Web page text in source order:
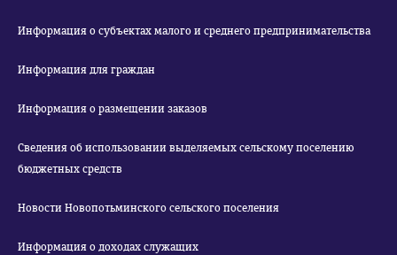
Информация о субъектах малого и среднего предпринимательства
Информация для граждан
Информация о размещении заказов
Сведения об использовании выделяемых сельскому поселению
бюджетных средств
Новости Новопотьминского сельского поселения
Информация о доходах служащих